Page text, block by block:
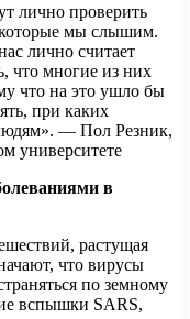
лично проверить
которые мы слышим.
лично считает
что многие из них
что на это ушло бы
при каких
— Пол Резник,
университете
в
растущая
что вирусы
по земному
вспышки SARS,